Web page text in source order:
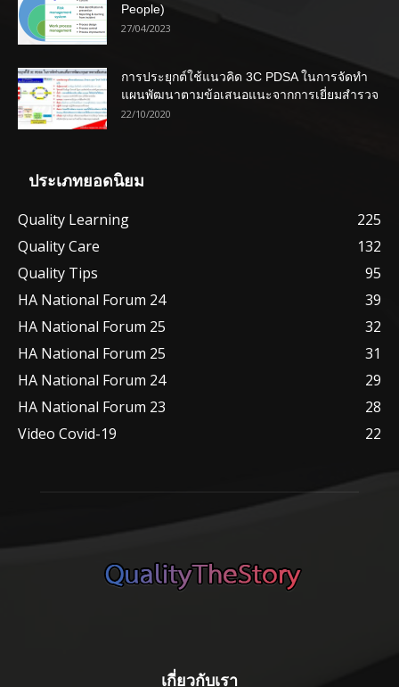
People)
27/04/2023
การประยุกต์ใช้แนวคิด 3C PDSA ในการจัดทำ
แผนพัฒนาตามข้อเสนอแนะจากการเยี่ยมสำรวจ
22/10/2020
ประเภทยอดนิยม
Quality Learning
225
Quality Care
132
Quality Tips
95
HA National Forum 24
39
HA National Forum 25
32
HA National Forum 25
31
HA National Forum 24
29
HA National Forum 23
28
Video Covid-19
22
เกี่ยวกับเรา